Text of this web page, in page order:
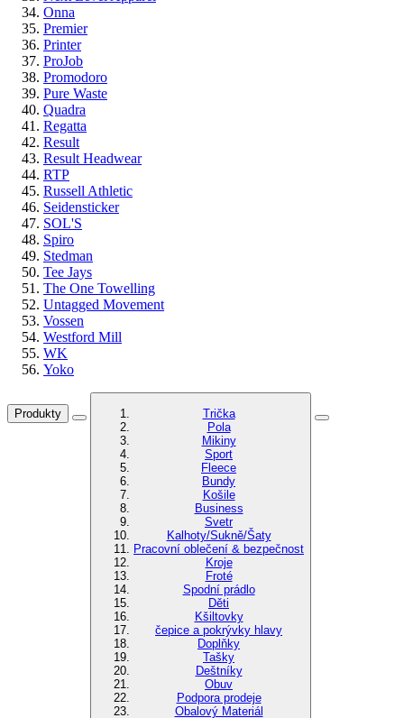
Onna
Premier
Printer
ProJob
Promodoro
Pure Waste
Quadra
Regatta
Result
Result Headwear
RTP
Russell Athletic
Seidensticker
SOL'S
Spiro
Stedman
Tee Jays
The One Towelling
Untagged Movement
Vossen
Westford Mill
WK
Yoko
Produkty
Trička
Pola
Mikiny
Sport
Fleece
Bundy
Košile
Business
Svetr
Kalhoty/Sukně/Šaty
Pracovní oblečení & bezpečnost
Kroje
Froté
Spodní prádlo
Děti
Kšiltovky
čepice a pokrývky hlavy
Doplňky
Tašky
Deštníky
Obuv
Podpora prodeje
Obalový Materiál